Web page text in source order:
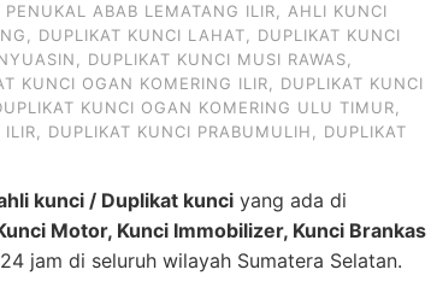
ABAB LEMATANG ILIR
AHLI KUNCI
DUPLIKAT KUNCI LAHAT
DUPLIKAT KUNCI
DUPLIKAT KUNCI MUSI RAWAS
KUNCI OGAN KOMERING ILIR
DUPLIKAT KUNCI
KUNCI OGAN KOMERING ULU TIMUR
DUPLIKAT KUNCI PRABUMULIH
DUPLIKAT
kunci / Duplikat kunci yang ada di
Motor, Kunci Immobilizer, Kunci Brankas
jam di seluruh wilayah Sumatera Selatan.